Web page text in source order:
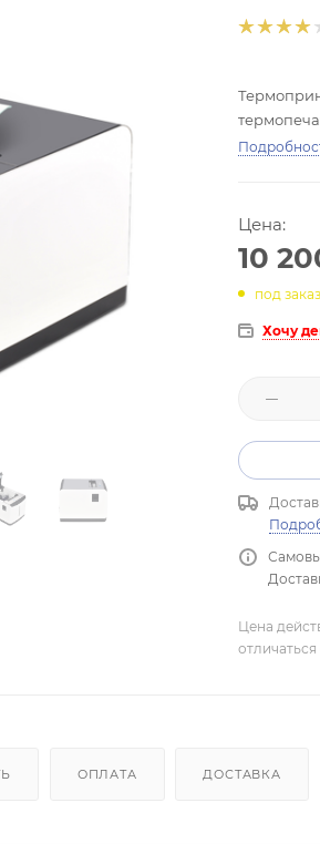
Цена:
10
под заказ
Хочу
Цена
ОПЛАТА ДОСТАВКА